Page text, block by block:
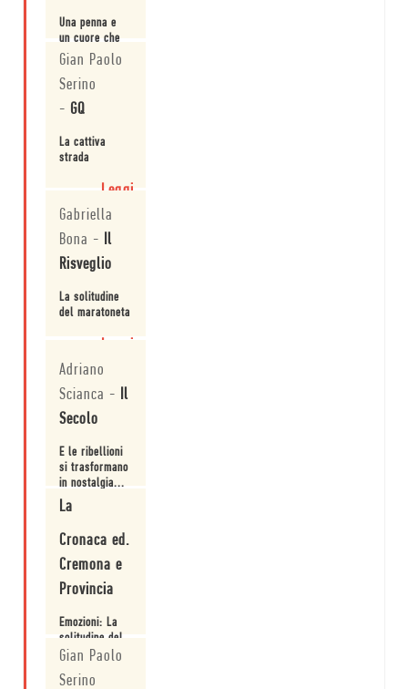
Una penna e
un cuore che
graffiano
Gian Paolo
Serino
- GQ
La cattiva
strada
Leggi
Gabriella
Bona - Il
Risveglio
La solitudine
del maratoneta
Leggi
Adriano
Scianca - Il
Secolo
E le ribellioni
si trasformano
in nostalgia...
La
Cronaca ed.
Cremona e
Provincia
Emozioni: La
solitudine del
maratoneta
Gian Paolo
Serino